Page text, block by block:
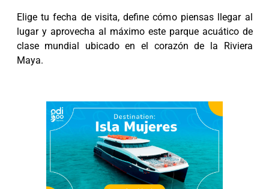
Elige tu fecha de visita, define cómo piensas llegar al
lugar y aprovecha al máximo este parque acuático de
clase mundial ubicado en el corazón de la Riviera
Maya.